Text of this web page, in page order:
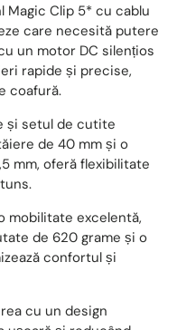
Magic Clip 5* cu cablu
care necesită putere
un motor DC silențios
rapide și precise,
coafură.
și setul de cutite
de 40 mm și o
mm, oferă flexibilitate
mobilitate excelentă,
de 620 grame și o
confortul și
cu un design